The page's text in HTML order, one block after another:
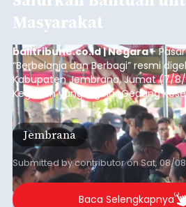
Masyarakat
balitribune.co.id | Negara-
“Berbelanja dan Berbagi” resmi
Kabupaten Jembrana, Jumat (7/
Kegiatan yang digelar Gedung
Soekarno ini memadukan
ekonomi masyarakat dengan aksi
mendapat antusiasme tinggi dan
transaksi mencapai Rp672.733.200.
Jembrana
Submitted bycontributoronSat, 08/
Baca Selengkapnya